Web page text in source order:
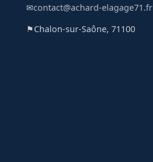
✉contact@achard-elagage71.fr
⚑Chalon-sur-Saône, 71100